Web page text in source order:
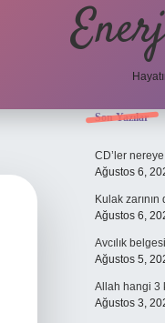
Son Yazılar
CD’ler nereye
Ağustos 6,
Kulak
Ağustos 6,
Avcılık
Ağustos 5,
Allah hangi 3
Ağustos 3,